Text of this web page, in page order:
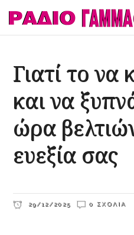
Γιατί το να
και να
ώρα
ευεξία σας
29/12/2025 0 ΣΧΌΛΙΑ